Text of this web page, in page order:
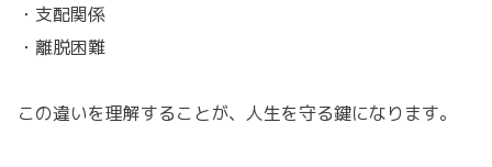
・支配関係
・離脱困難
この違いを理解することが、人生を守る鍵になります。